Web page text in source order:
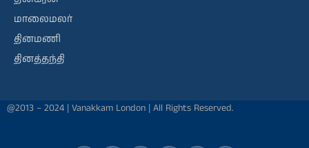
மாலைமலர்
தினமணி
தினத்தந்தி
@2013 – 2024 | Vanakkam London | All Rights Reserved.